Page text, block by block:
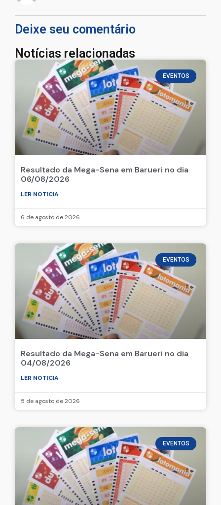
Deixe seu comentário
Notícias relacionadas
EVENTOS
Resultado da Mega-Sena em Barueri no dia
06/08/2026
LER NOTICIA
6 de agosto de 2026
EVENTOS
Resultado da Mega-Sena em Barueri no dia
04/08/2026
LER NOTICIA
5 de agosto de 2026
EVENTOS